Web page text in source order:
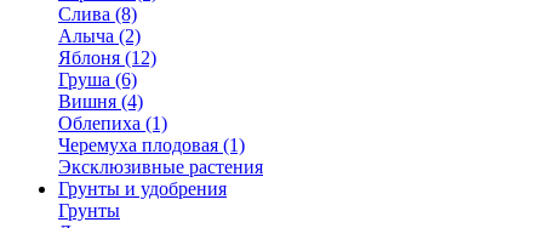
Слива (8)
Алыча (2)
Яблоня (12)
Груша (6)
Вишня (4)
Облепиха (1)
Черемуха плодовая (1)
Эксклюзивные растения
Грунты и удобрения
Грунты